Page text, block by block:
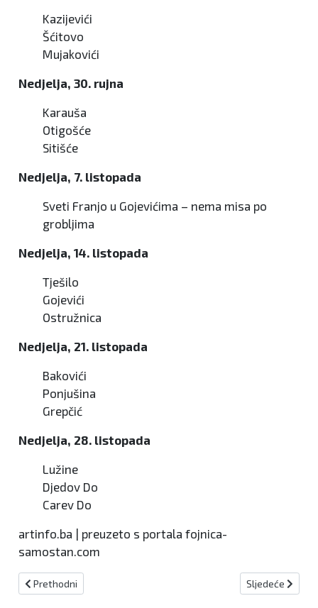
Kazijevići
Šćitovo
Mujakovići
Nedjelja, 30. rujna
Karauša
Otigošće
Sitišće
Nedjelja, 7. listopada
Sveti Franjo u Gojevićima – nema misa po
grobljima
Nedjelja, 14. listopada
Tješilo
Gojevići
Ostružnica
Nedjelja, 21. listopada
Bakovići
Ponjušina
Grepčić
Nedjelja, 28. listopada
Lužine
Djedov Do
Carev Do
artinfo.ba | preuzeto s portala fojnica-
samostan.com
Prethodni članak: Kiseljak: Obavijest za glasače putem pošte
Prethodni Sljedeći članak:
Sljedeće